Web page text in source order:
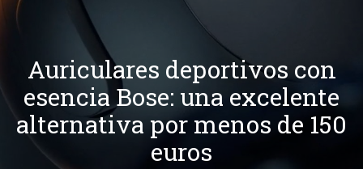
Auriculares deportivos con
esencia Bose: una excelente
alternativa por menos de 150
euros